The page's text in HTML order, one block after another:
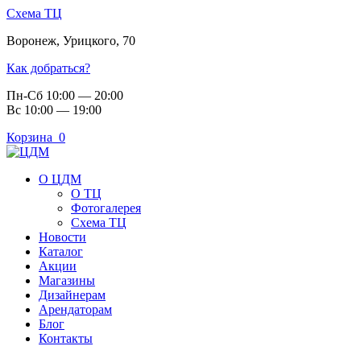
Схема ТЦ
Воронеж, Урицкого, 70
Как добраться?
Пн-Сб 10:00 — 20:00
Вс 10:00 — 19:00
Корзина 0
О ЦДМ
О ТЦ
Фотогалерея
Схема ТЦ
Новости
Каталог
Акции
Магазины
Дизайнерам
Арендаторам
Блог
Контакты